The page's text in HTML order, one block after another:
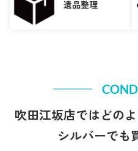
遺品整理
吹田江坂店ではどの
シルバーでも